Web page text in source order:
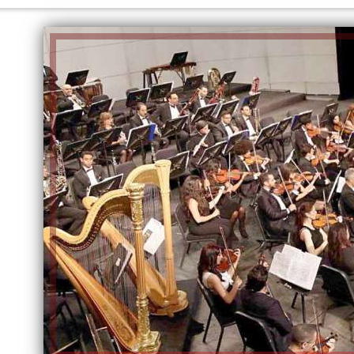
إلهام شرشر تكتب: دي مبقتش كورة..
دي سياسة
الكاتبة إلهام شرشر تهنئ الرئيس
السيسي بعيد ميلاده وتُشيد بجهوده
في بناء الدولة